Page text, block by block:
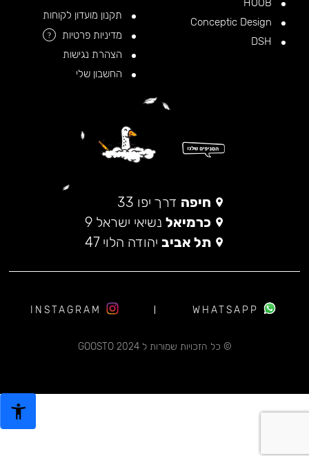
תקנון מועדון לקוחות
מדיניות פרטיות
?
הצהרת נגישות
החשבון שלי
חיפה דרך יפו 33
כרמיאל נשיאי ישראל 9
תל אביב יהודה הלוי 47
© כל הזכויות שמורות ל 2024 GOOSTO
WHATSAPP
INSTAGRAM